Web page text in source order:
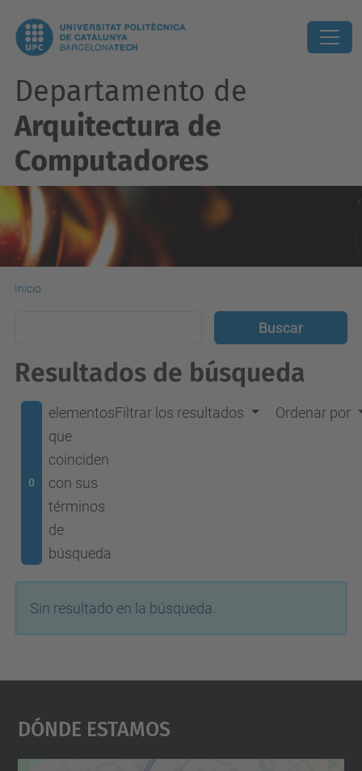
Departamento de
Arquitectura de
Computadores
Inicio
Resultados de búsqueda
0
elementos
que
coinciden
con sus
términos
de
búsqueda
Filtrar los resultados Ordenar por
Sin resultado en la búsqueda.
Dónde Estamos